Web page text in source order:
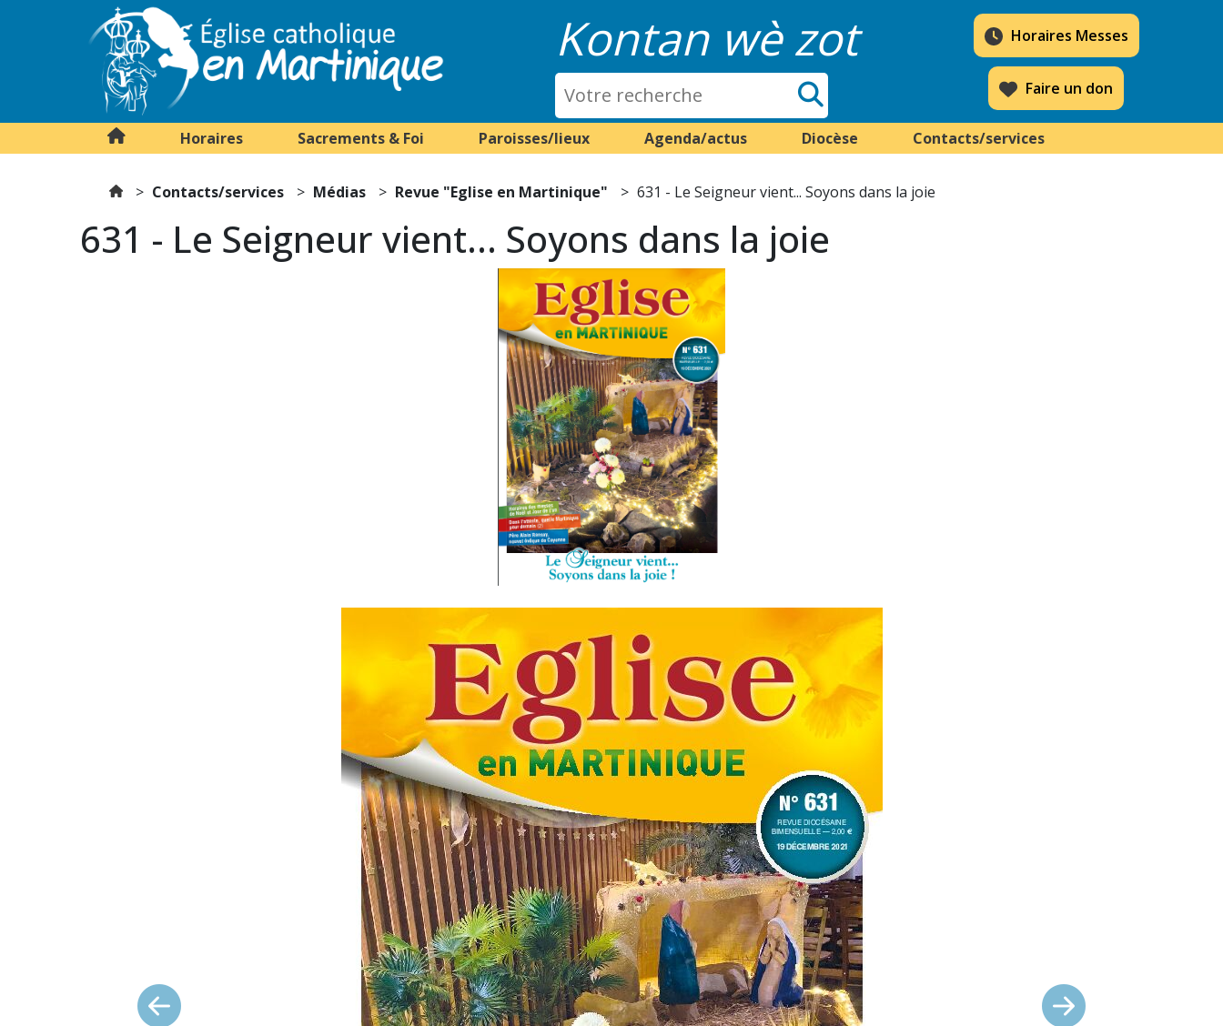
Kontan wè zot Horaires Messes
Faire un don
Horaires Sacrements & Foi Paroisses/lieux Agenda/actus Diocèse Contacts/services
Contacts/services Médias Revue "Eglise en Martinique" 631 - Le Seigneur vient... Soyons dans la joie
631 - Le Seigneur vient... Soyons dans la joie
Précédent Suivant